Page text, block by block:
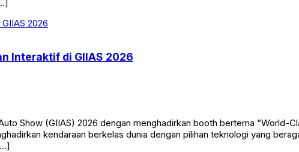
Interaktif di GIIAS 2026
Show (GIIAS) 2026 dengan menghadirkan booth bertema “World-
kendaraan berkelas dunia dengan pilihan teknologi yang